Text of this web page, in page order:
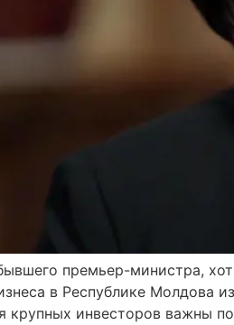
премьер-министра,
в Республике Молдова
крупных инвесторов важны